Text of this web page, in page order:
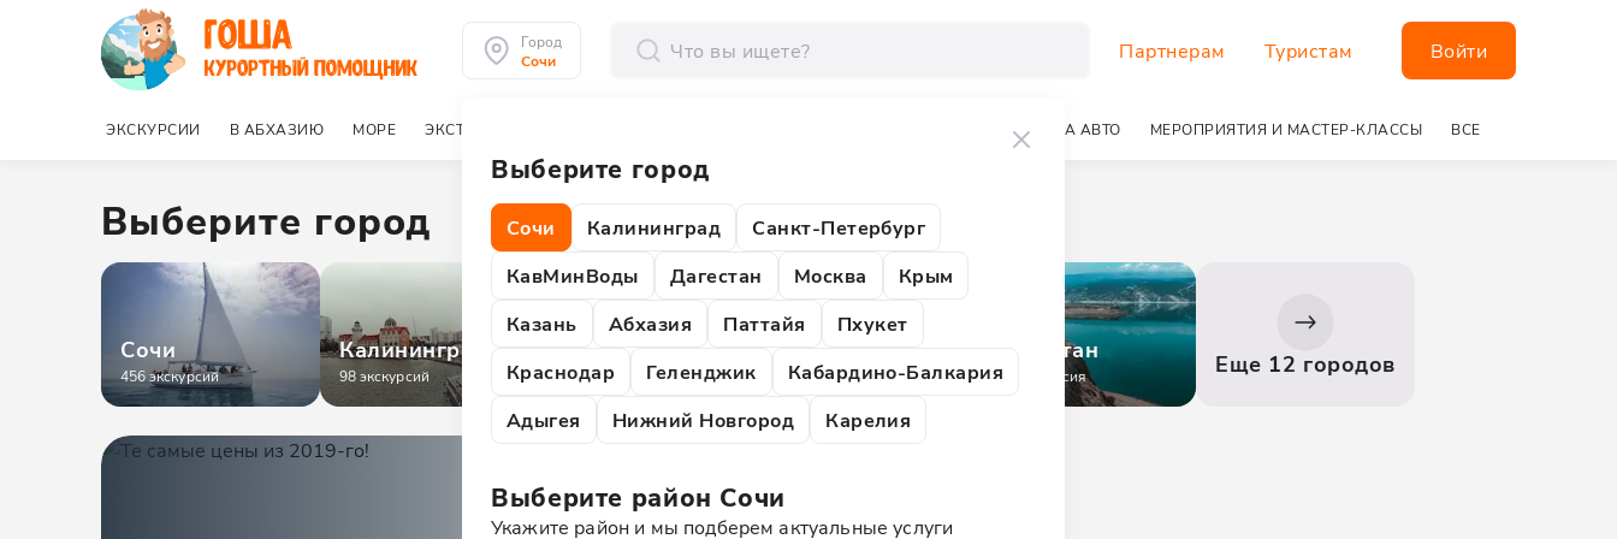
Город
Сочи
Выберите город
Сочи Калининград
Санкт-Петербург
КавМинВоды
Дагестан Москва
Крым
Казань
Абхазия Паттайя
Пхукет
Краснодар
Геленджик
Кабардино-Балкария
Адыгея
Нижний Новгород Карелия
Выберите район Сочи
Укажите район и мы подберем актуальные услуги
Партнерам Туристам Войти
ЭКСКУРСИИ В АБХАЗИЮ МОРЕ ЭКСТРИМ АРЕНДА АВТО МЕРОПРИЯТИЯ И МАСТЕР-КЛАССЫ ВСЕ
Выберите город
Сочи
456 экскурсий
Калининград
98экскурсий
Санкт-
190экскурсий 166экскурсий
Дагестан
91 экскурсия Еще 12 городов